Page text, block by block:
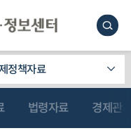
정책자료
법령자료 경제관